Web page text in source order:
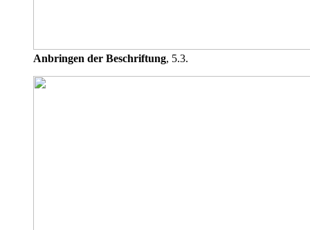
Anbringen der Beschriftung, 5.3.